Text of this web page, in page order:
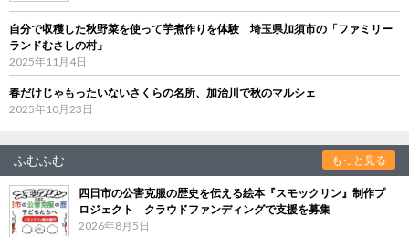
自分で収穫した秋野菜を使って芋煮作りを体験 埼玉県加須市の「ファミリー
ランドむさしの村」
2025年11月4日
春だけじゃもったいないさくらの名所、加治川で秋のマルシェ
2025年10月23日
ふむふむ もっと見る
四日市の公害克服の歴史を伝える絵本『スモックリン』制作プ
ロジェクト クラウドファンディングで支援を募集
2026年8月5日